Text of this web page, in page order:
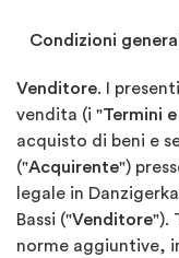
Condizioni
Venditore. I
vendita (i "Termini
acquisto di beni e
("Acquirente")
legale in
Bassi ("Venditore").
norme aggiuntive,